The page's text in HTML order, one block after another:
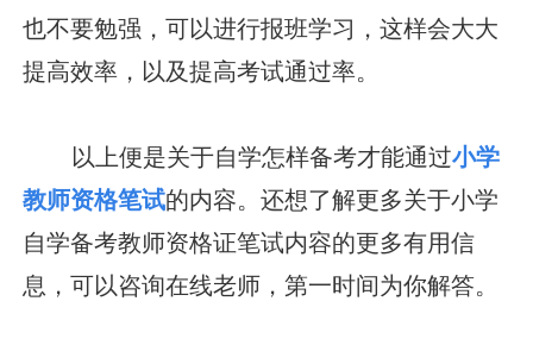
也不要勉强，可以进行报班学习，这样会大大
提高效率，以及提高考试通过率。
以上便是关于自学怎样备考才能通过小学
教师资格笔试的内容。还想了解更多关于小学
自学备考教师资格证笔试内容的更多有用信
息，可以咨询在线老师，第一时间为你解答。